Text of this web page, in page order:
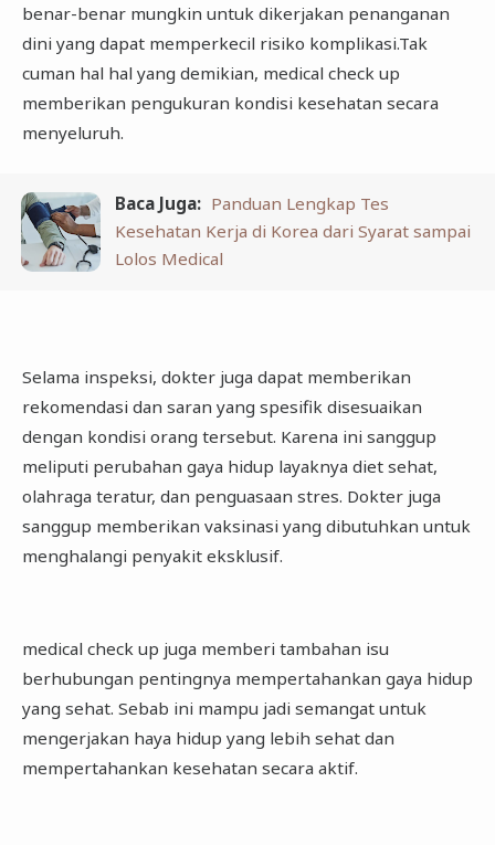
benar-benar mungkin untuk dikerjakan penanganan
dini yang dapat memperkecil risiko komplikasi.Tak
cuman hal hal yang demikian, medical check up
memberikan pengukuran kondisi kesehatan secara
menyeluruh.
Baca Juga: Panduan Lengkap Tes
Kesehatan Kerja di Korea dari Syarat sampai
Lolos Medical
Selama inspeksi, dokter juga dapat memberikan
rekomendasi dan saran yang spesifik disesuaikan
dengan kondisi orang tersebut. Karena ini sanggup
meliputi perubahan gaya hidup layaknya diet sehat,
olahraga teratur, dan penguasaan stres. Dokter juga
sanggup memberikan vaksinasi yang dibutuhkan untuk
menghalangi penyakit eksklusif.
medical check up juga memberi tambahan isu
berhubungan pentingnya mempertahankan gaya hidup
yang sehat. Sebab ini mampu jadi semangat untuk
mengerjakan haya hidup yang lebih sehat dan
mempertahankan kesehatan secara aktif.